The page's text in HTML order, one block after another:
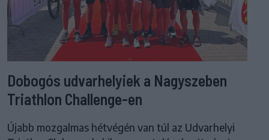
Dobogós udvarhelyiek a Nagyszeben
Triathlon Challenge-en
Újabb mozgalmas hétvégén van túl az Udvarhelyi